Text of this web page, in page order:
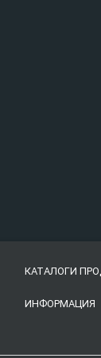
КАТАЛОГИ
ИНФОРМАЦИЯ